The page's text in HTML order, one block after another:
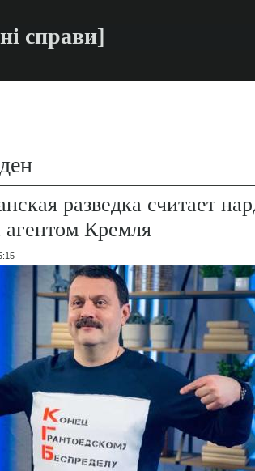
справи]
разведка считает
агентом Кремля